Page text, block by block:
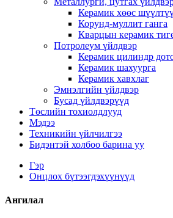
Керамик хөөс
Корунд-муллит ганга
Кварцын керамик
Потролеум үйлдвэр
Керамик цилиндр
Керамик шахуурга
Керамик хавхлаг
Эмнэлгийн үйлдвэр
Бусад үйлдвэрүүд
Төслийн тохиолдлууд
Мэдээ
Техникийн үйлчилгээ
Бидэнтэй холбоо барина уу
Гэр
Онцлох бүтээгдэхүүнүүд
Ангилал